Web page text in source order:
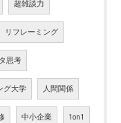
超雑談力
リフレーミング
思考
グ大学 人間関係
中小企業 1on1